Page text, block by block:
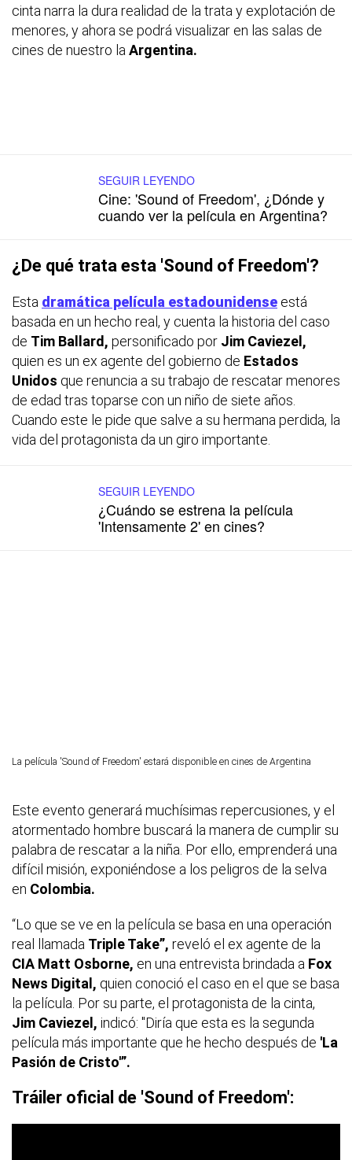
cinta narra la dura realidad de la trata y explotación de
menores, y ahora se podrá visualizar en las salas de
cines de nuestro la Argentina.
SEGUIR LEYENDO
Cine: 'Sound of Freedom', ¿Dónde y
cuando ver la película en Argentina?
¿De qué trata esta 'Sound of Freedom'?
Esta dramática película estadounidense está
basada en un hecho real, y cuenta la historia del caso
de Tim Ballard, personificado por Jim Caviezel,
quien es un ex agente del gobierno de Estados
Unidos que renuncia a su trabajo de rescatar menores
de edad tras toparse con un niño de siete años.
Cuando este le pide que salve a su hermana perdida, la
vida del protagonista da un giro importante.
SEGUIR LEYENDO
¿Cuándo se estrena la película
'Intensamente 2' en cines?
La película 'Sound of Freedom' estará disponible en cines de Argentina
Este evento generará muchísimas repercusiones, y el
atormentado hombre buscará la manera de cumplir su
palabra de rescatar a la niña. Por ello, emprenderá una
difícil misión, exponiéndose a los peligros de la selva
en Colombia.
“Lo que se ve en la película se basa en una operación
real llamada Triple Take”, reveló el ex agente de la
CIA Matt Osborne, en una entrevista brindada a Fox
News Digital, quien conoció el caso en el que se basa
la película. Por su parte, el protagonista de la cinta,
Jim Caviezel, indicó: "Diría que esta es la segunda
película más importante que he hecho después de 'La
Pasión de Cristo'”.
Tráiler oficial de 'Sound of Freedom':